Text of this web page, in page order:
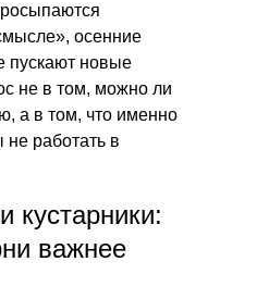
осенние
пускают новые
не в том, можно ли
а в том, что именно
не работать в
кустарники:
важнее